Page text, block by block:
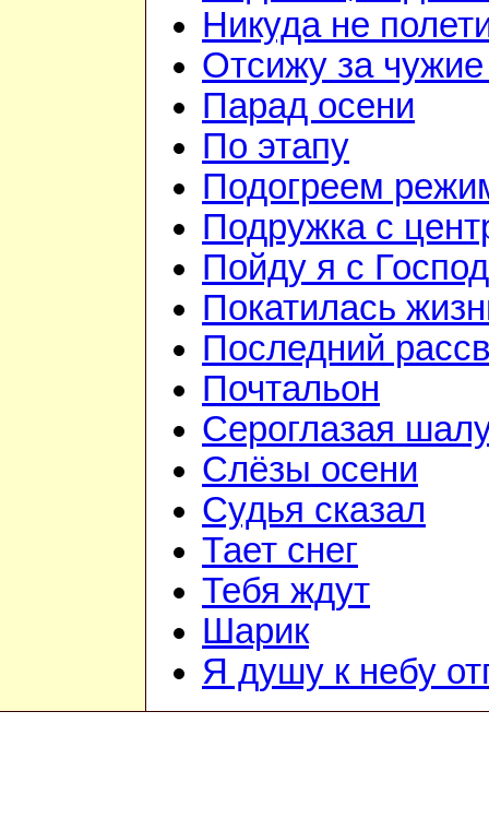
Никуда не
Отсижу за чужие
Парад осени
По этапу
Подогреем
Подружка с
Пойду я с
Покатилась
Последний
Почтальон
Сероглазая
Слёзы осени
Судья сказал
Тает снег
Тебя ждут
Шарик
Я душу к небу